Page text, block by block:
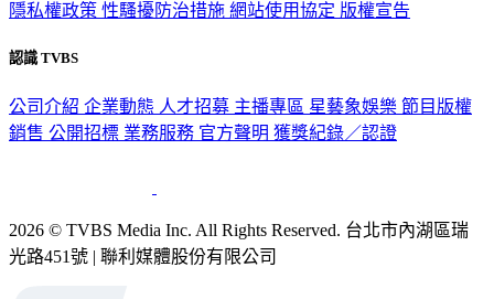
隱私權政策 性騷擾防治措施 網站使用協定 版權宣告
認識 TVBS
公司介紹 企業動態 人才招募 主播專區 星藝象娛樂 節目版權
銷售 公開招標 業務服務 官方聲明 獲獎紀錄／認證
2026 © TVBS Media Inc. All Rights Reserved. 台北市內湖區瑞
光路451號 | 聯利媒體股份有限公司